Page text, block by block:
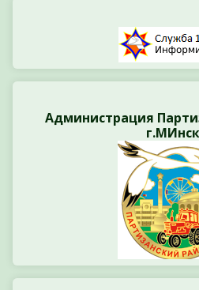
Администрация